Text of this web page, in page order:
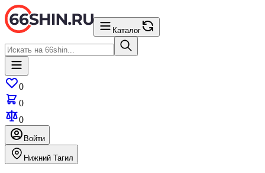
Каталог
0
0
0
Войти
Нижний Тагил